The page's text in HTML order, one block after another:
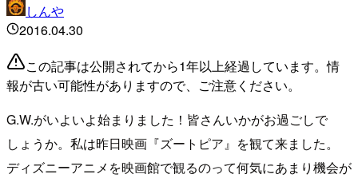
しんや
2016.04.30
この記事は公開されてから1年以上経過しています。情
報が古い可能性がありますので、ご注意ください。
G.W.がいよいよ始まりました！皆さんいかがお過ごしで
しょうか。私は昨日映画『ズートピア』を観て来ました。
ディズニーアニメを映画館で観るのって何気にあまり機会が